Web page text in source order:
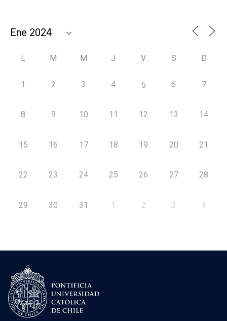
L M M J V S D
1 2 3 4 5 6 7
8 9 10 11 12 13 14
15 16 17 18 19 20 21
22 23 24 25 26 27 28
29 30 31 1 2 3 4